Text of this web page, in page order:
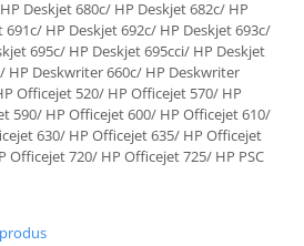
Deskjet 680c/ HP Deskjet 682c/ HP
691c/ HP Deskjet 692c/ HP Deskjet 693c/
695c/ HP Deskjet 695cci/ HP Deskjet
HP Deskwriter 660c/ HP Deskwriter
Officejet 520/ HP Officejet 570/ HP
590/ HP Officejet 600/ HP Officejet 610/
630/ HP Officejet 635/ HP Officejet
Officejet 720/ HP Officejet 725/ HP PSC